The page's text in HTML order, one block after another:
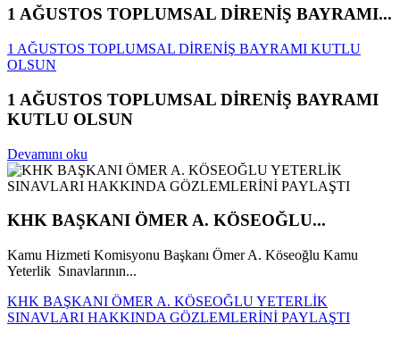
1 AĞUSTOS TOPLUMSAL DİRENİŞ BAYRAMI...
1 AĞUSTOS TOPLUMSAL DİRENİŞ BAYRAMI KUTLU
OLSUN
1 AĞUSTOS TOPLUMSAL DİRENİŞ BAYRAMI
KUTLU OLSUN
Devamını oku
KHK BAŞKANI ÖMER A. KÖSEOĞLU...
Kamu Hizmeti Komisyonu Başkanı Ömer A. Köseoğlu Kamu
Yeterlik Sınavlarının...
KHK BAŞKANI ÖMER A. KÖSEOĞLU YETERLİK
SINAVLARI HAKKINDA GÖZLEMLERİNİ PAYLAŞTI